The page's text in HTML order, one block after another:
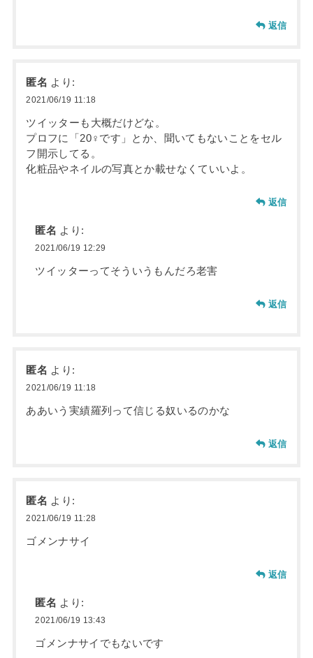
返信
匿名 より:
2021/06/19 11:18
ツイッターも大概だけどな。
プロフに「20♀です」とか、聞いてもないことをセル
フ開示してる。
化粧品やネイルの写真とか載せなくていいよ。
返信
匿名 より:
2021/06/19 12:29
ツイッターってそういうもんだろ老害
返信
匿名 より:
2021/06/19 11:18
ああいう実績羅列って信じる奴いるのかな
返信
匿名 より:
2021/06/19 11:28
ゴメンナサイ
返信
匿名 より:
2021/06/19 13:43
ゴメンナサイでもないです